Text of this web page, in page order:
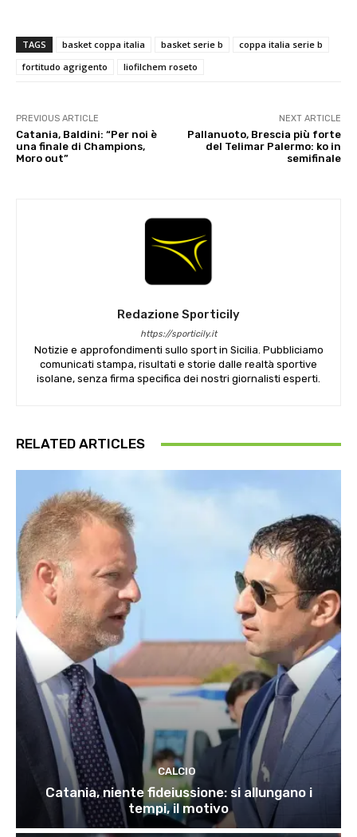
TAGS basket coppa italia basket serie b
coppa italia serie b
fortitudo agrigento
liofilchem roseto
PREVIOUS ARTICLE
Catania, Baldini: “Per noi è
una finale di Champions,
Moro out”
NEXT ARTICLE
Pallanuoto, Brescia più forte
del Telimar Palermo: ko in
semifinale
Redazione Sporticily
https://sporticily.it
Notizie e approfondimenti sullo sport in Sicilia. Pubbliciamo
comunicati stampa, risultati e storie dalle realtà sportive
isolane, senza firma specifica dei nostri giornalisti esperti.
RELATED ARTICLES
CALCIO
Catania, niente fideiussione: si allungano i
tempi, il motivo